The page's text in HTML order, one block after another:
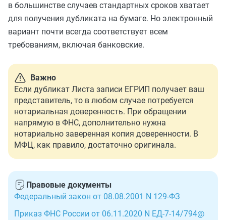
в большинстве случаев стандартных сроков хватает
для получения дубликата на бумаге. Но электронный
вариант почти всегда соответствует всем
требованиям, включая банковские.
Важно
Если дубликат Листа записи ЕГРИП получает ваш
представитель, то в любом случае потребуется
нотариальная доверенность. При обращении
напрямую в ФНС, дополнительно нужна
нотариально заверенная копия доверенности. В
МФЦ, как правило, достаточно оригинала.
Правовые документы
Федеральный закон от 08.08.2001 N 129-ФЗ
Приказ ФНС России от 06.11.2020 N ЕД-7-14/794@